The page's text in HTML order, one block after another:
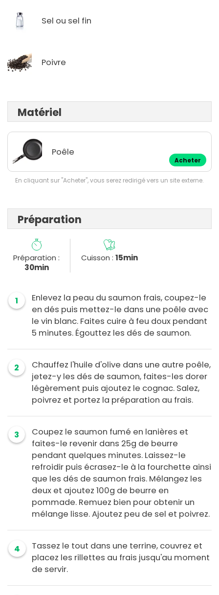
Sel ou sel fin
Poivre
Matériel
Poêle
Acheter
En cliquant sur "Acheter", vous serez redirigé vers un site externe.
Préparation
Préparation :
30min
Cuisson : 15min
1
Enlevez la peau du saumon frais, coupez-le
en dés puis mettez-le dans une poêle avec
le vin blanc. Faites cuire à feu doux pendant
5 minutes. Égouttez les dés de saumon.
2
Chauffez l'huile d'olive dans une autre poêle,
jetez-y les dés de saumon, faites-les dorer
légèrement puis ajoutez le cognac. Salez,
poivrez et portez la préparation au frais.
3
Coupez le saumon fumé en lanières et
faites-le revenir dans 25g de beurre
pendant quelques minutes. Laissez-le
refroidir puis écrasez-le à la fourchette ainsi
que les dés de saumon frais. Mélangez les
deux et ajoutez 100g de beurre en
pommade. Remuez bien pour obtenir un
mélange lisse. Ajoutez peu de sel et poivrez.
4
Tassez le tout dans une terrine, couvrez et
placez les rillettes au frais jusqu'au moment
de servir.